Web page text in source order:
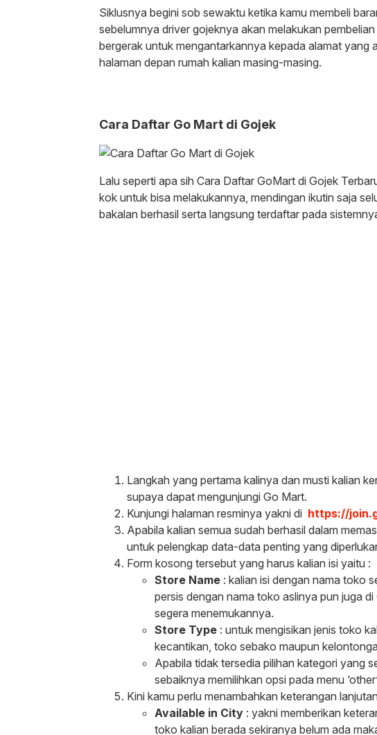
Siklusnya begini sob sewaktu ketika kamu membeli
sebelumnya driver gojeknya akan melakukan
bergerak untuk mengantarkannya kepada alamat yang
halaman depan rumah kalian masing-masing.
Cara Daftar Go Mart di Gojek
Lalu seperti apa sih Cara Daftar GoMart di Gojek
kok untuk bisa melakukannya, mendingan ikutin saja
bakalan berhasil serta langsung terdaftar pada
Langkah yang pertama kalinya dan musti kalian
supaya dapat mengunjungi Go Mart.
Kunjungi halaman resminya yakni di https://
Apabila kalian semua sudah berhasil dalam
untuk pelengkap data-data penting yang
Form kosong tersebut yang harus kalian isi yaitu :
Store Name : kalian isi dengan nama toko
persis dengan nama toko aslinya pun juga
segera menemukannya.
Store Type : untuk mengisikan jenis toko
kecantikan, toko sebako maupun
Apabila tidak tersedia pilihan kategori yang
sebaiknya memilihkan opsi pada menu
Kini kamu perlu menambahkan keterangan
Available in City : yakni memberikan
toko kalian berada sekiranya belum ada